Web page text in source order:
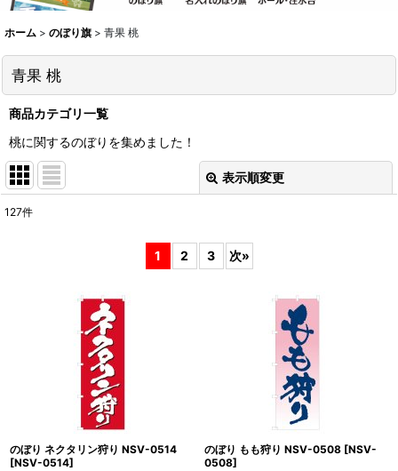
ホーム > のぼり旗 > 青果 桃
青果 桃
商品カテゴリ一覧
桃に関するのぼりを集めました！
表示順変更
127件
1 2 3 次»
のぼり ネクタリン狩り NSV-0514
[NSV-0514]
のぼり もも狩り NSV-0508 [NSV-
0508]